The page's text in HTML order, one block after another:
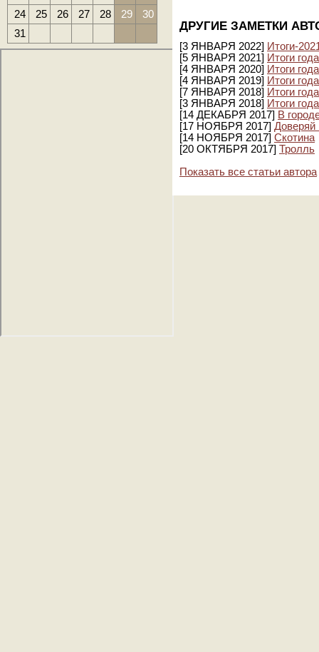
24
25 26 27 28 29
30
31
ДРУГИЕ ЗАМЕТКИ
[3 ЯНВАРЯ 2022] Итоги-
[5 ЯНВАРЯ 2021] Итоги
[4 ЯНВАРЯ 2020] Итоги
[4 ЯНВАРЯ 2019] Итоги
[7 ЯНВАРЯ 2018] Итоги
[3 ЯНВАРЯ 2018] Итоги
[14 ДЕКАБРЯ 2017] В
[17 НОЯБРЯ 2017] Доверяй
[14 НОЯБРЯ 2017] Скотина
[20 ОКТЯБРЯ 2017] Тролль
Показать все статьи автора